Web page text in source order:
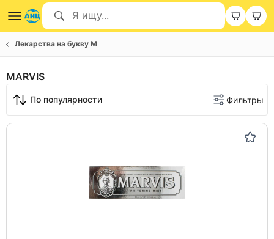
Лекарства на букву M
MARVIS
По популярности Фильтры